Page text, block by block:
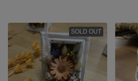
SOLD OUT